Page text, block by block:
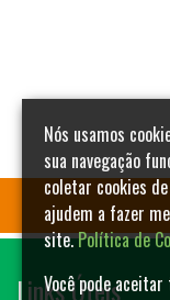
Links Úteis
Nós usamos
sua navegação
coletar cookies
ajudem a fazer
site.Política de
Você pode